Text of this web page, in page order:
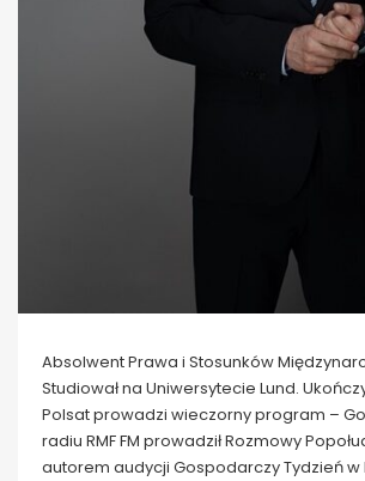
Absolwent Prawa i Stosunków
Studiował na Uniwersytecie Lund.
Polsat prowadzi wieczorny program –
radiu RMF FM prowadził Rozmowy
autorem audycji Gospodarczy Tydzień w